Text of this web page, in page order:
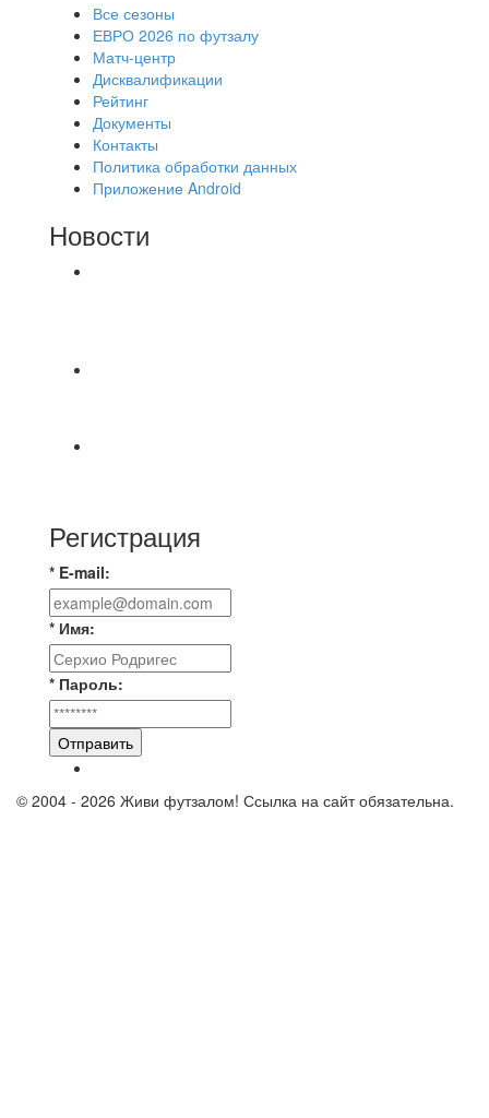
Все сезоны
ЕВРО 2026 по футзалу
Матч-центр
Дисквалификации
Рейтинг
Документы
Контакты
Политика обработки данных
Приложение Android
Новости
Регистрация
* E-mail:
* Имя:
* Пароль:
Отправить
© 2004 - 2026 Живи футзалом! Ссылка на сайт обязательна.